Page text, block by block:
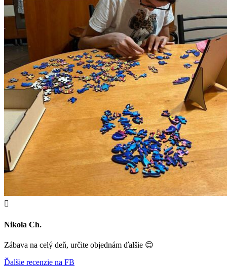

Nikola Ch.
Zábava na celý deň, určite objednám ďalšie 😊
Ďalšie recenzie na FB